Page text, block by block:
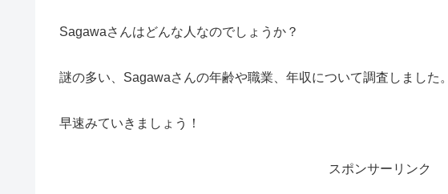
Sagawaさんはどんな人なのでしょうか？
謎の多い、Sagawaさんの年齢や職業、年収について調査しました。
早速みていきましょう！
スポンサーリンク